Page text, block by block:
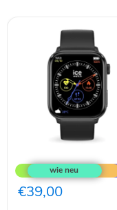
Watch
-
ICE
SMART
€39,00